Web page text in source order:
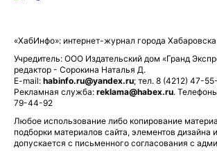
«ХабИнфо»: интернет-журнал города Хабаровска
Учредитель: ООО Издательский дом «Гранд
редактор - Сорокина Наталья Д.
E-mail: habinfo.ru@yandex.ru; тел. 8 (4212) 47-
Рекламная служба: reklama@habex.ru.
79-44-92
Любое использование либо копирование
подборки материалов сайта, элементов дизайна
допускается с письменного согласования с